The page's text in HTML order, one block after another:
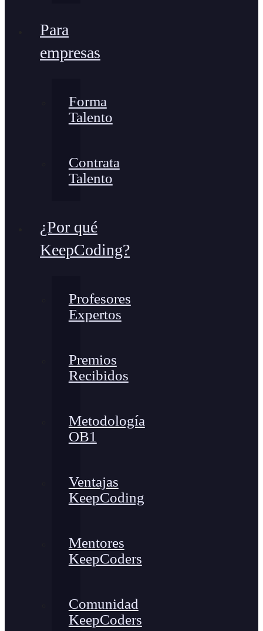
Para
empresas
Forma
Talento
Contrata
Talento
¿Por qué
KeepCoding?
Profesores
Expertos
Premios
Recibidos
Metodología
OB1
Ventajas
KeepCoding
Mentores
KeepCoders
Comunidad
KeepCoders